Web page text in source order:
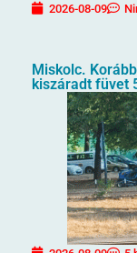
2026-08-09
Miskolc.
kiszáradt füvet